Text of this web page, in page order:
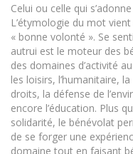
Celui ou celle qui
L’étymologie du mot
« bonne volonté ». Se
autrui est le moteur des
des domaines d’activité
les loisirs, l’humanitaire,
droits, la défense de
encore l’éducation. Plus
solidarité, le bénévolat
de se forger une
domaine tout en faisant